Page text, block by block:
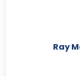
Ray